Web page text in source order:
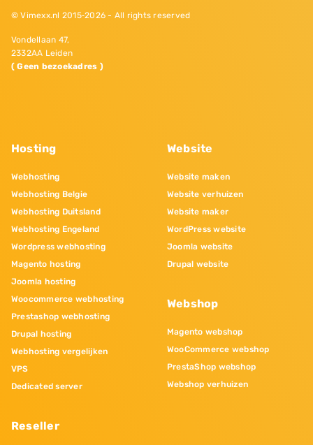
© Vimexx.nl 2015‐2026 - All rights reserved
Vondellaan 47,
2332AA Leiden
( Geen bezoekadres )
Hosting
Webhosting
Webhosting Belgie
Webhosting Duitsland
Webhosting Engeland
Wordpress webhosting
Magento hosting
Joomla hosting
Woocommerce webhosting
Prestashop webhosting
Drupal hosting
Webhosting vergelijken
VPS
Dedicated server
Reseller
Website
Website maken
Website verhuizen
Website maker
WordPress website
Joomla website
Drupal website
Webshop
Magento webshop
WooCommerce webshop
PrestaShop webshop
Webshop verhuizen